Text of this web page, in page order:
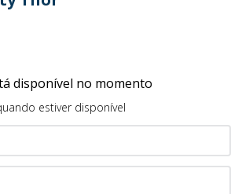
disponível no momento
estiver disponível
guerreiras kpop